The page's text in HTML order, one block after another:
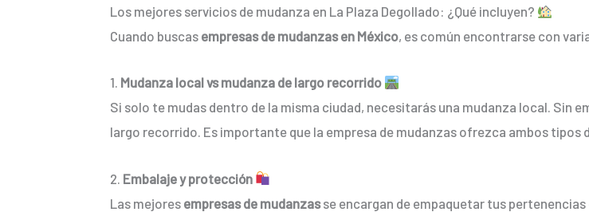
Los mejores servicios de mudanza en La Plaza Degollado: ¿Qué incluyen?
Cuando buscas empresas de mudanzas en México, es común encontrarse con
1. Mudanza local vs mudanza de largo recorrido
Si solo te mudas dentro de la misma ciudad, necesitarás una mudanza local. Sin
largo recorrido. Es importante que la empresa de mudanzas ofrezca ambos tipos
2. Embalaje y protección
Las mejores empresas de mudanzasse encargan de empaquetar tus